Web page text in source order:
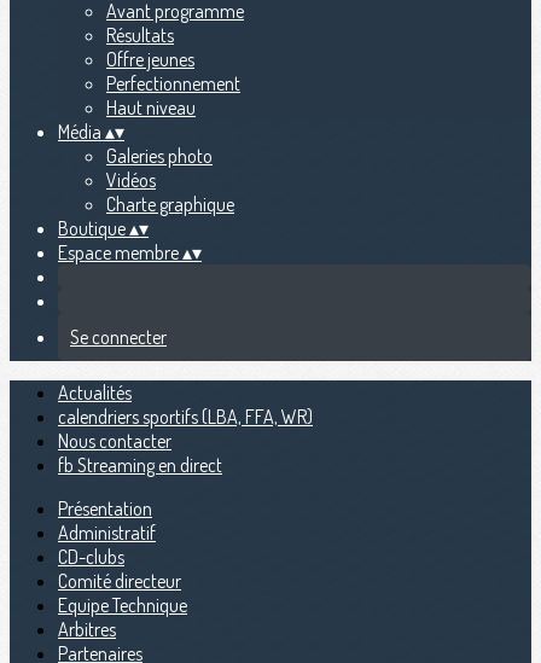
Avant programme
Résultats
Offre jeunes
Perfectionnement
Haut niveau
Média ▴▾
Galeries photo
Vidéos
Charte graphique
Boutique▴▾
Espace membre▴▾
Se connecter
Actualités
calendriers sportifs (LBA, FFA, WR)
Nous contacter
fb Streaming en direct
Présentation
Administratif
CD-clubs
Comité directeur
Equipe Technique
Arbitres
Partenaires